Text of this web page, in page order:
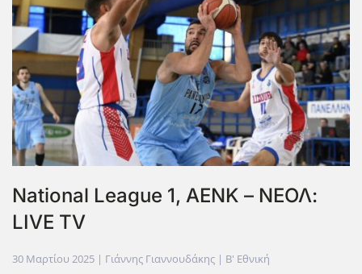
National League 1, ΑΕΝΚ – ΝΕΟΛ:
LIVE TV
30 Μαρτίου 2025 | Γιάννης Γιαννουδάκης | Β' Εθνική